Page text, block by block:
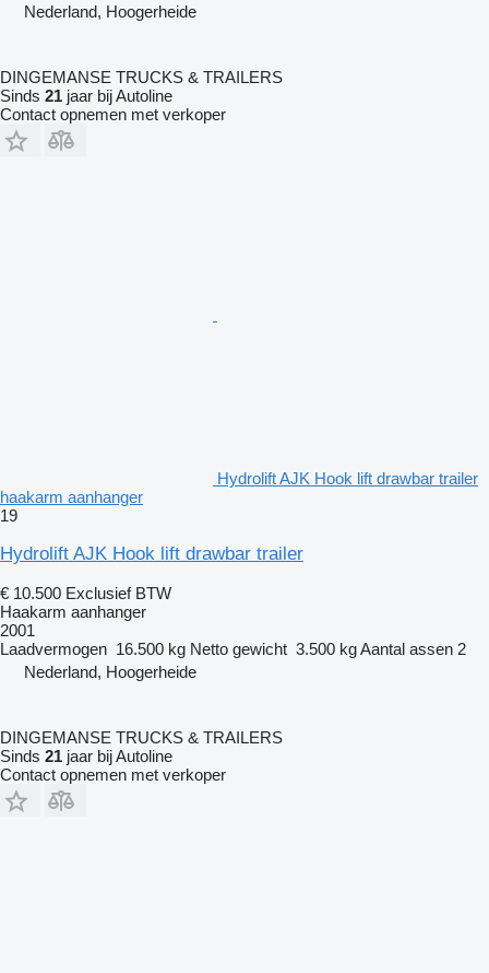
Nederland, Hoogerheide
DINGEMANSE TRUCKS & TRAILERS
Sinds 21 jaar bij Autoline
Contact opnemen met verkoper
Hydrolift AJK Hook lift drawbar trailer
haakarm aanhanger
19
Hydrolift AJK Hook lift drawbar trailer
€ 10.500 Exclusief BTW
Haakarm aanhanger
2001
Laadvermogen 16.500 kg Netto gewicht 3.500 kgAantal assen 2
Nederland, Hoogerheide
DINGEMANSE TRUCKS & TRAILERS
Sinds 21 jaar bij Autoline
Contact opnemen met verkoper